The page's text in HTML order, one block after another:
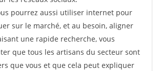
pourrez aussi utiliser internet pour
sur le marché, et au besoin, aligner
une rapide recherche, vous
que tous les artisans du secteur sont
que vous et que cela peut expliquer